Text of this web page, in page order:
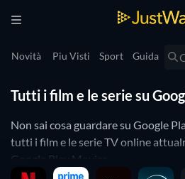
Novità Piu Visti Sport Guida
Tutti i film e le serie su
Non sai cosa guardare su Google
tutti i film e le serie TV online
Google Play Movies.